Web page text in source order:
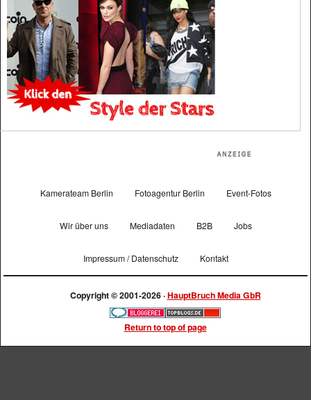
Kamerateam Berlin Fotoagentur Berlin Event-Fotos
Wir über uns Mediadaten B2B Jobs
Impressum / Datenschutz Kontakt
Copyright © 2001-2026 ·HauptBruch Media GbR
Return to top of page